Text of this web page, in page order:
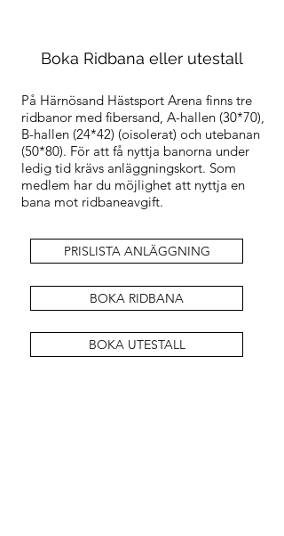
Boka Ridbana eller utestall
På Härnösand Hästsport Arena finns tre
ridbanor med fibersand, A-hallen (30*70),
B-hallen (24*42) (oisolerat) och utebanan
(50*80). För att få nyttja banorna under
ledig tid krävs anläggningskort. Som
medlem har du möjlighet att nyttja en
bana mot ridbaneavgift.
PRISLISTA ANLÄGGNING
BOKA RIDBANA
BOKA UTESTALL